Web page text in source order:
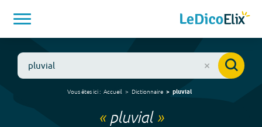
Vous êtes ici : Accueil Dictionnaire pluvial
« pluvial»